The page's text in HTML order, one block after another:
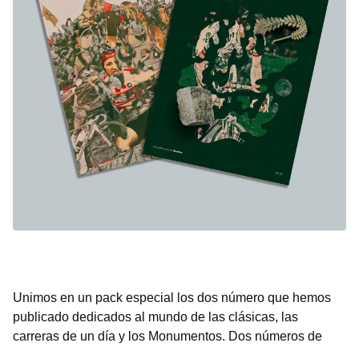
Unimos en un pack especial los dos número que hemos
publicado dedicados al mundo de las clásicas, las
carreras de un día y los Monumentos. Dos números de